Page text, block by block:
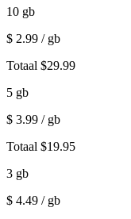
10 gb
$ 2.99 / gb
Totaal $29.99
5 gb
$ 3.99 / gb
Totaal $19.95
3 gb
$ 4.49 / gb